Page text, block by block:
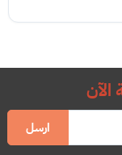
الآن
ارسل